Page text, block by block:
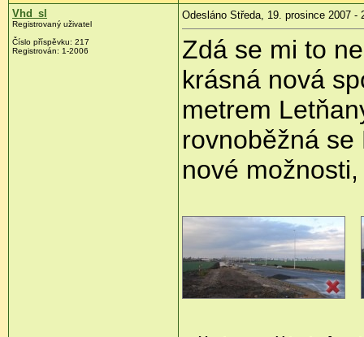
Vhd_sl
Registrovaný uživatel
Číslo příspěvku: 217
Registrován: 1-2006
Odesláno Středa, 19. prosince 2007 -
Zdá se mi to
krásná nová
metrem
rovnoběžná
nové